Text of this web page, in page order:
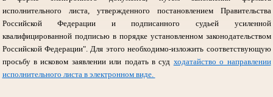
исполнительного листа, утвержденного постановлением Правительства
Российской Федерации и подписанного судьей усиленной
квалифицированной подписью в порядке установленном законодательством
Российской Федерации". Для этого необходимо-изложить соответствующую
просьбу в исковом заявлении или подать в суд ходатайство о направлении
исполнительного листа в электронном виде.